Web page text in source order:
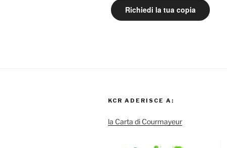
Richiedi la tua copia
KCR ADERISCE A:
la Carta di Courmayeur